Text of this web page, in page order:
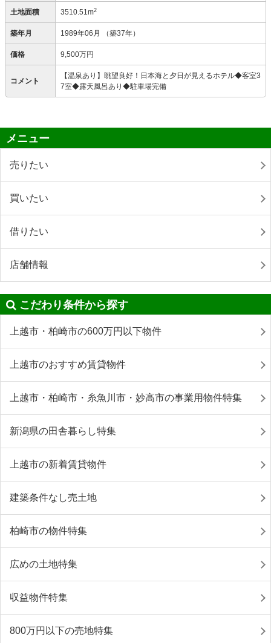
土地面積 3510.51m2
築年月 1989年06月 （築37年）
価格 9,500万円
コメント
【温泉あり】眺望良好！日本海と夕日が見えるホテル◆客室3
7室◆露天風呂あり◆駐車場完備
メニュー
売りたい
買いたい
借りたい
店舗情報
こだわり条件から探す
上越市・柏崎市の600万円以下物件
上越市のおすすめ賃貸物件
上越市・柏崎市・糸魚川市・妙高市の事業用物件特集
新潟県の田舎暮らし特集
上越市の新着賃貸物件
建築条件なし売土地
柏崎市の物件特集
広めの土地特集
収益物件特集
800万円以下の売地特集